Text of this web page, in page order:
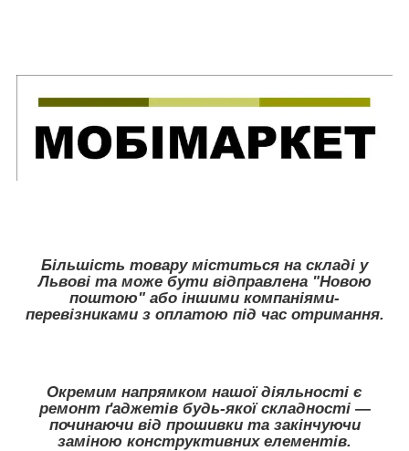
Більшість товару міститься на складі у
Львові та може бути відправлена "Новою
поштою" або іншими компаніями-
перевізниками з оплатою під час отримання.
Окремим напрямком нашої діяльності є
ремонт ґаджетів будь-якої складності —
починаючи від прошивки та закінчуючи
заміною конструктивних елементів.